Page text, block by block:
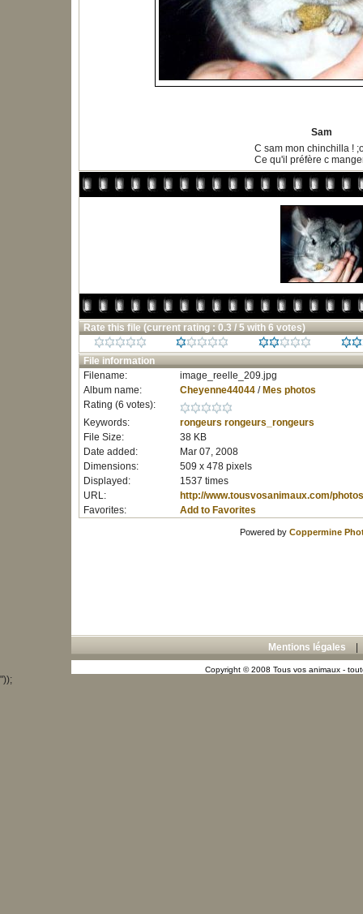
Sam
C sam mon chinchilla !
Ce qu'il préfère c
Rate this file (current rating : 0.3 / 5 with 6 votes)
File information
Filename:
image_reelle_209.jpg
Album name:
Cheyenne44044/ Mes photos
Rating (6 votes):
Keywords:
rongeurs rongeurs_rongeurs
File Size:
38 KB
Date added:
Mar 07, 2008
Dimensions:
509 x 478 pixels
Displayed:
1537 times
URL:
http://www.tousvosanimaux.com/
Favorites:
Add to Favorites
Powered by Coppermine
Mentions légales
Copyright © 2008 Tous vos animaux -
"));